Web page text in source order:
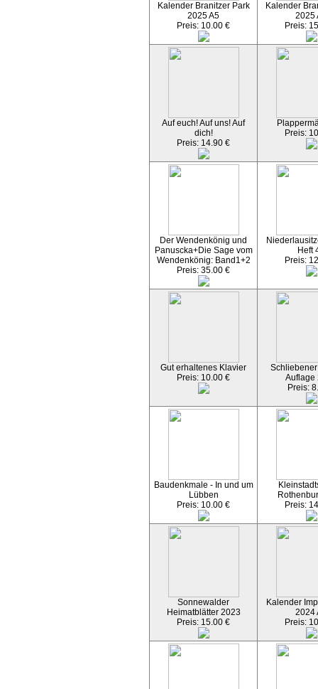
Kalender Branitzer Park
2025 A5
Preis: 10.00 €
Kalender
2025
Preis:
Auf euch! Auf uns! Auf
dich!
Preis: 14.90 €
Preis:
Der Wendenkönig und
Panuscka+Die Sage vom
Wendenkönig: Band1+2
Preis: 35.00 €
Heft
Preis:
Gut erhaltenes Klavier
Preis: 10.00 €
Auflage
Preis:
Baudenkmale - In und um
Lübben
Preis: 10.00 €
Preis:
Sonnewalder
Heimatblätter 2023
Preis: 15.00 €
Kalender
2024
Preis: